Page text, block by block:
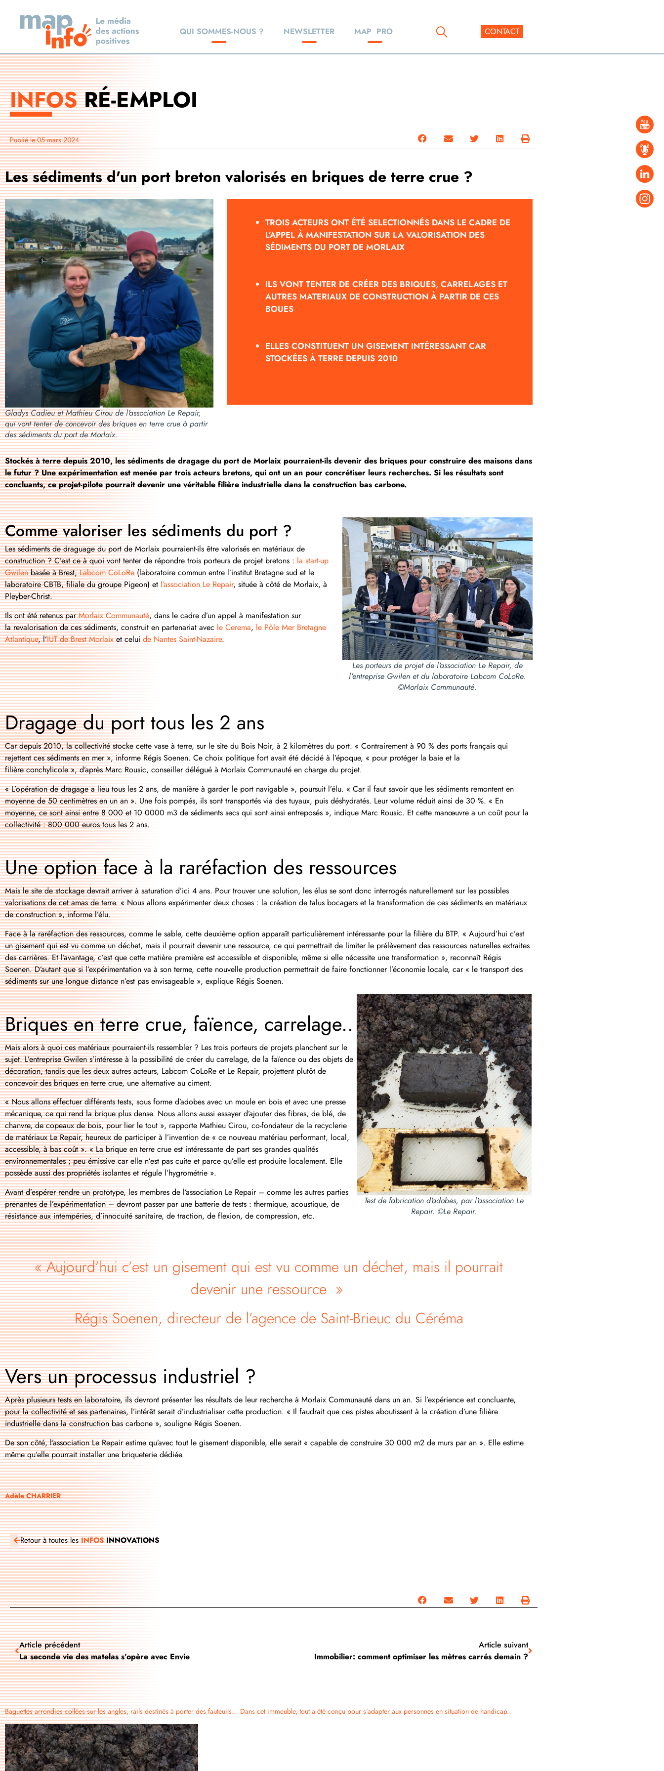
QUI SOMMES-NOUS ? NEWSLETTER MAP PRO CONTACT
INFOSRÉ-EMPLOI
Publié le05 mars 2024
Les sédiments d'un port breton valorisés en briques de terre crue ?
Gladys Cadieu et Mathieu Cirou de l'association Le Repair,
qui vont tenter de concevoir des briques en terre crue à partir
des sédiments du port de Morlaix.
TROIS ACTEURS ONT ÉTÉ SELECTIONNÉS DANS LE CADRE DE
L’APPEL À MANIFESTATION SUR LA VALORISATION DES
SÉDIMENTS DU PORT DE MORLAIX
ILS VONT TENTER DE CRÉER DES BRIQUES, CARRELAGES ET
AUTRES MATERIAUX DE CONSTRUCTION À PARTIR DE CES
BOUES
ELLES CONSTITUENT UN GISEMENT INTÉRESSANT CAR
STOCKÉES À TERRE DEPUIS 2010
Stockés à terre depuis 2010, les sédiments de dragage du port de Morlaix pourraient-ils devenir des briques pour construire des maisons dans
le futur ? Une expérimentation est menée par trois acteurs bretons, qui ont un an pour concrétiser leurs recherches. Si les résultats sont
concluants, ce projet-pilote pourrait devenir une véritable filière industrielle dans la construction bas carbone.
Comme valoriser les sédiments du port ?
Les sédiments de draguage du port de Morlaix pourraient-ils être valorisés en matériaux de
construction ? C’est ce à quoi vont tenter de répondre trois porteurs de projet bretons : la start-up
Gwilenbasée àBrest,Labcom CoLoRe (laboratoire commun entre l’institut Bretagne sud et le
laboratoire CBTB, filiale du groupe Pigeon) et l’association Le Repair, située à côté de Morlaix, à
Pleyber-Christ.
Ils ont été retenus parMorlaix Communauté, dans le cadre d’un appel à manifestation sur
la revalorisation de cessédiments, construit en partenariat avec le Cerema, le Pôle Mer Bretagne
Atlantique, l’IUT de Brest Morlaixet celui de Nantes Saint-Nazaire.
Les porteurs de projet de l'association Le Repair, de
l'entreprise Gwilen et du laboratoire Labcom CoLoRe.
©Morlaix Communauté.
Dragage du port tous les 2 ans
Car depuis 2010, la collectivité stocke cette vase à terre, sur le site du Bois Noir, à 2 kilomètres du port. « Contrairement à 90 % des ports français qui
rejettent ces sédiments en mer », informe Régis Soenen. Ce choix politique fort avait été décidé à l’époque, « pour protéger la baie et la
filièreconchylicole », d’après Marc Rousic, conseiller délégué à Morlaix Communauté en charge du projet.
«L’opération de dragagea lieu tous les 2 ans, de manière à garder le port navigable », poursuit l’élu. « Car il faut savoir que les sédiments remontent en
moyenne de 50centimètresen un an ». Une fois pompés, ils sont transportés via des tuyaux, puis déshydratés. Leur volume réduit ainsi de 30 %. « En
moyenne, ce sont ainsi entre 8 000 et 10 0000 m3 de sédiments secs qui sont ainsi entreposés », indique Marc Rousic. Et cette manœuvre a un coût pour la
collectivité : 800 000 euros tous les 2 ans.
Une option face à la raréfaction des ressources
Mais le site de stockage devrait arriver à saturation d’ici 4 ans. Pour trouver une solution, les élus se sont donc interrogés naturellement sur les possibles
valorisations de cet amas de terre. « Nous allons expérimenter deux choses : la création de talus bocagers et la transformation de ces sédiments en matériaux
de construction », informe l’élu.
Face à la raréfaction des ressources, comme le sable, cette deuxième option apparaît particulièrement intéressante pour la filière du BTP. « Aujourd’hui c’est
un gisement qui est vu comme un déchet, mais il pourrait devenir une ressource, ce qui permettrait de limiter le prélèvement des ressources naturelles extraites
des carrières.Etl’avantage, c’est que cette matière première est accessible et disponible, même si elle nécessite une transformation », reconnaît Régis
Soenen.D’autantque si l’expérimentation va à son terme, cette nouvelle production permettrait de faire fonctionner l’économie locale, car « le transport des
sédiments sur une longue distance n’est pas envisageable », explique Régis Soenen.
Briques en terre crue, faïence, carrelage..
Mais alors à quoi ces matériaux pourraient-ils ressembler ? Les trois porteurs de projets planchent sur le
sujet. L’entreprise Gwilen s’intéresse à la possibilité de créer du carrelage, de la faïence ou des objets de
décoration, tandis que les deux autres acteurs, Labcom CoLoRe et Le Repair, projettent plutôt de
concevoir des briques en terre crue, une alternative au ciment.
« Nous allons effectuer différents tests, sous forme d’adobes avec un moule en bois et avec une presse
mécanique, ce qui rend la brique plus dense. Nous allons aussi essayer d’ajouter des fibres, de blé, de
chanvre, de copeaux de bois, pour lier le tout », rapporte Mathieu Cirou, co-fondateur de la recyclerie
de matériaux Le Repair, heureux de participer à l’invention de « ce nouveau matériau performant, local,
accessible, à bas coût ».« La brique en terre crue est intéressante de part ses grandes qualités
environnementales ; peu émissive car elle n’est pas cuite et parce qu’elle est produite localement. Elle
possède aussi des propriétés isolantes et régule l’hygrométrie ».
Avant d’espérer rendre un prototype, les membres de l’association Le Repair – comme les autres parties
prenantes del’expérimentation –devront passer par une batterie de tests : thermique, acoustique, de
résistance aux intempéries, d’innocuité sanitaire, de traction, de flexion, de compression, etc.
Test de fabrication d'adobes, par l'association Le
Repair. ©Le Repair.
« Aujourd’hui c’est un gisement qui est vu comme un déchet, mais il pourrait
devenir une ressource »
Régis Soenen, directeur de l’agence de Saint-Brieuc du Céréma
Vers un processus industriel ?
Après plusieurs tests en laboratoire, ils devront présenter les résultats de leur recherche à Morlaix Communauté dans un an. Si l’expérience est concluante,
pour la collectivité et ses partenaires, l’intérêt serait d’industrialiser cette production. « Il faudrait que ces pistes aboutissent à la création d’une filière
industrielle dans la construction bas carbone », souligne Régis Soenen.
De son côté, l’association Le Repair estime qu’avec tout le gisement disponible, elle serait « capable de construire 30 000 m2 de murs par an ». Elle estime
même qu’elle pourrait installer une briqueterie dédiée.
Adèle CHARRIER
Retour à toutes lesINFOSINNOVATIONS
Article précédent
La seconde vie des matelas s’opère avec Envie ​
Article suivant
Immobilier: comment optimiser les mètres carrés demain ?
Baguettes arrondies collées sur les angles, rails destinés à porter des fauteuils… Dans cet immeuble, tout a été conçu pour s’adapter aux personnes en situation de handicap.